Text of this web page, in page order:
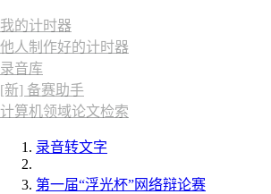
我的计时器
他人制作好的计时器
录音库
[新] 备赛助手
计算机领域论文检索
录音转文字
第一届“浮光杯”网络辩论赛